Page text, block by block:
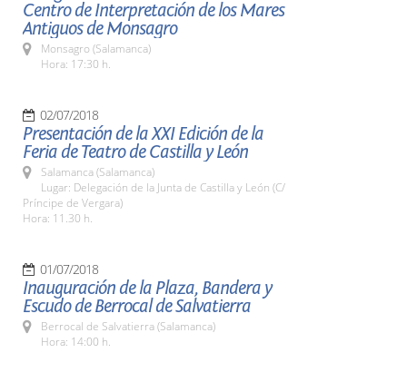
Centro de Interpretación de los Mares
Antiguos de Monsagro
Monsagro (Salamanca)
Hora: 17:30 h.
02/07/2018
Presentación de la XXI Edición de la
Feria de Teatro de Castilla y León
Salamanca (Salamanca)
Lugar: Delegación de la Junta de Castilla y León (C/
Príncipe de Vergara)
Hora: 11.30 h.
01/07/2018
Inauguración de la Plaza, Bandera y
Escudo de Berrocal de Salvatierra
Berrocal de Salvatierra (Salamanca)
Hora: 14:00 h.